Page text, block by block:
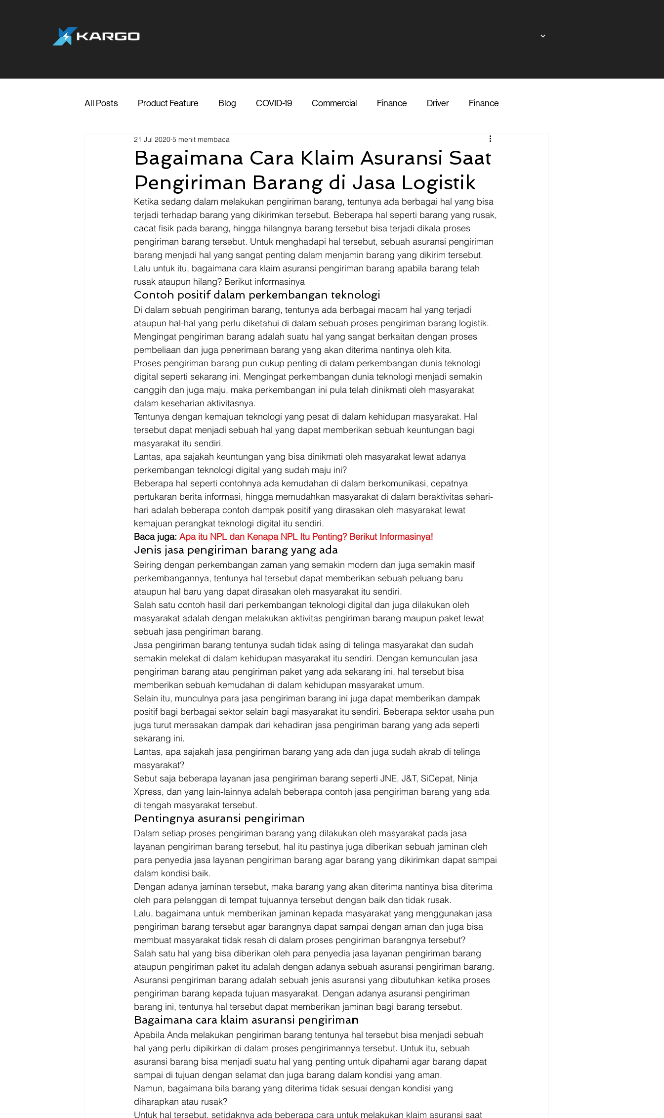
All Posts Product Feature Blog COVID-19 Commercial Finance Driver Finance
Marketing Media
Transporter Support Blog Vendor Shipper Media COVID-19 Finance
Jakarta
Bagaimana Cara Klaim Asuransi Saat
Pengiriman Barang di Jasa Logistik
21 Jul 2020 5 menit membaca
Ketika sedang dalam melakukan pengiriman barang, tentunya ada berbagai hal yang bisa
terjadi terhadap barang yang dikirimkan tersebut. Beberapa hal seperti barang yang rusak,
cacat fisik pada barang, hingga hilangnya barang tersebut bisa terjadi dikala proses
pengiriman barang tersebut. Untuk menghadapi hal tersebut, sebuah asuransi pengiriman
barang menjadi hal yang sangat penting dalam menjamin barang yang dikirim tersebut.
Lalu untuk itu, bagaimana cara klaim asuransi pengiriman barang apabila barang telah
rusak ataupun hilang? Berikut informasinya
Contoh positif dalam perkembangan teknologi
Di dalam sebuah pengiriman barang, tentunya ada berbagai macam hal yang terjadi
ataupun hal-hal yang perlu diketahui di dalam sebuah proses pengiriman barang logistik.
Mengingat pengiriman barang adalah suatu hal yang sangat berkaitan dengan proses
pembeliaan dan juga penerimaan barang yang akan diterima nantinya oleh kita.
Proses pengiriman barang pun cukup penting di dalam perkembangan dunia teknologi
digital seperti sekarang ini. Mengingat perkembangan dunia teknologi menjadi semakin
canggih dan juga maju, maka perkembangan ini pula telah dinikmati oleh masyarakat
dalam keseharian aktivitasnya.
Tentunya dengan kemajuan teknologi yang pesat di dalam kehidupan masyarakat. Hal
tersebut dapat menjadi sebuah hal yang dapat memberikan sebuah keuntungan bagi
masyarakat itu sendiri.
Lantas, apa sajakah keuntungan yang bisa dinikmati oleh masyarakat lewat adanya
perkembangan teknologi digital yang sudah maju ini?
Beberapa hal seperti contohnya ada kemudahan di dalam berkomunikasi, cepatnya
pertukaran berita informasi, hingga memudahkan masyarakat di dalam beraktivitas sehari-
hari adalah beberapa contoh dampak positif yang dirasakan oleh masyarakat lewat
kemajuan perangkat teknologi digital itu sendiri.
Baca juga: Apa itu NPL dan Kenapa NPL Itu Penting? Berikut Informasinya!
Jenis jasa pengiriman barang yang ada
Seiring dengan perkembangan zaman yang semakin modern dan juga semakin masif
perkembangannya, tentunya hal tersebut dapat memberikan sebuah peluang baru
ataupun hal baru yang dapat dirasakan oleh masyarakat itu sendiri.
Salah satu contoh hasil dari perkembangan teknologi digital dan juga dilakukan oleh
masyarakat adalah dengan melakukan aktivitas pengiriman barang maupun paket lewat
sebuah jasa pengiriman barang.
Jasa pengiriman barang tentunya sudah tidak asing di telinga masyarakat dan sudah
semakin melekat di dalam kehidupan masyarakat itu sendiri. Dengan kemunculan jasa
pengiriman barang atau pengiriman paket yang ada sekarang ini, hal tersebut bisa
memberikan sebuah kemudahan di dalam kehidupan masyarakat umum.
Selain itu, munculnya para jasa pengiriman barang ini juga dapat memberikan dampak
positif bagi berbagai sektor selain bagi masyarakat itu sendiri. Beberapa sektor usaha pun
juga turut merasakan dampak dari kehadiran jasa pengiriman barang yang ada seperti
sekarang ini.
Lantas, apa sajakah jasa pengiriman barang yang ada dan juga sudah akrab di telinga
masyarakat?
Sebut saja beberapa layanan jasa pengiriman barang seperti JNE, J&T, SiCepat, Ninja
Xpress, dan yang lain-lainnya adalah beberapa contoh jasa pengiriman barang yang ada
di tengah masyarakat tersebut.
Pentingnya asuransi pengiriman
Dalam setiap proses pengiriman barang yang dilakukan oleh masyarakat pada jasa
layanan pengiriman barang tersebut, hal itu pastinya juga diberikan sebuah jaminan oleh
para penyedia jasa layanan pengiriman barang agar barang yang dikirimkan dapat sampai
dalam kondisi baik.
Dengan adanya jaminan tersebut, maka barang yang akan diterima nantinya bisa diterima
oleh para pelanggan di tempat tujuannya tersebut dengan baik dan tidak rusak.
Lalu, bagaimana untuk memberikan jaminan kepada masyarakat yang menggunakan jasa
pengiriman barang tersebut agar barangnya dapat sampai dengan aman dan juga bisa
membuat masyarakat tidak resah di dalam proses pengiriman barangnya tersebut?
Salah satu hal yang bisa diberikan oleh para penyedia jasa layanan pengiriman barang
ataupun pengiriman paket itu adalah dengan adanya sebuah asuransi pengiriman barang.
Asuransi pengiriman barang adalah sebuah jenis asuransi yang dibutuhkan ketika proses
pengiriman barang kepada tujuan masyarakat. Dengan adanya asuransi pengiriman
barang ini, tentunya hal tersebut dapat memberikan jaminan bagi barang tersebut.
Bagaimana cara klaim asuransi pengiriman
Apabila Anda melakukan pengiriman barang tentunya hal tersebut bisa menjadi sebuah
hal yang perlu dipikirkan di dalam proses pengirimannya tersebut. Untuk itu, sebuah
asuransi barang bisa menjadi suatu hal yang penting untuk dipahami agar barang dapat
sampai di tujuan dengan selamat dan juga barang dalam kondisi yang aman.
Namun, bagaimana bila barang yang diterima tidak sesuai dengan kondisi yang
diharapkan atau rusak?
Untuk hal tersebut, setidaknya ada beberapa cara untuk melakukan klaim asuransi saat